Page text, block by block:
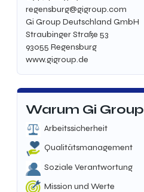
regensburg@gigroup.com
Gi Group Deutschland GmbH
Straubinger Straße 53
93055 Regensburg
www.gigroup.de
Warum Gi Group
Arbeitssicherheit
Qualitätsmanagement
Soziale Verantwortung
Mission und Werte